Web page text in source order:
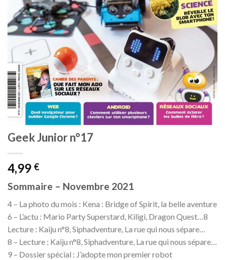
Geek Junior n°17
4,99 €
Sommaire – Novembre 2021
4 – La photo du mois : Kena : Bridge of Spirit, la belle aventure
6 – L’actu : Mario Party Superstard, Kiligi, Dragon Quest…8
Lecture : Kaiju n°8, Siphadventure, La rue qui nous sépare…
8 – Lecture : Kaiju n°8, Siphadventure, La rue qui nous sépare…
9 – Dossier spécial : J’adopte mon premier robot